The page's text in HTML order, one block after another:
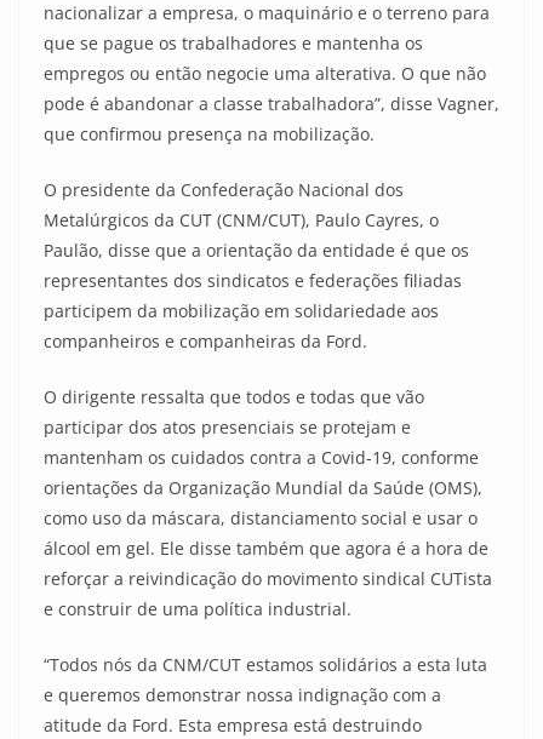
nacionalizar a empresa, o maquinário e o terreno para
que se pague os trabalhadores e mantenha os
empregos ou então negocie uma alterativa. O que não
pode é abandonar a classe trabalhadora”, disse Vagner,
que confirmou presença na mobilização.
O presidente da Confederação Nacional dos
Metalúrgicos da CUT (CNM/CUT), Paulo Cayres, o
Paulão, disse que a orientação da entidade é que os
representantes dos sindicatos e federações filiadas
participem da mobilização em solidariedade aos
companheiros e companheiras da Ford.
O dirigente ressalta que todos e todas que vão
participar dos atos presenciais se protejam e
mantenham os cuidados contra a Covid-19, conforme
orientações da Organização Mundial da Saúde (OMS),
como uso da máscara, distanciamento social e usar o
álcool em gel. Ele disse também que agora é a hora de
reforçar a reivindicação do movimento sindical CUTista
e construir de uma política industrial.
“Todos nós da CNM/CUT estamos solidários a esta luta
e queremos demonstrar nossa indignação com a
atitude da Ford. Esta empresa está destruindo